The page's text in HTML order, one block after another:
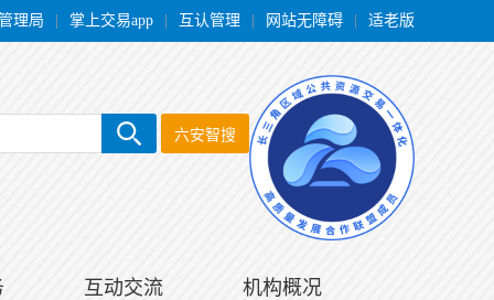
理局 掌上交易app 互认管理 网站无障碍 适老版
六安智搜
互动交流 机构概况